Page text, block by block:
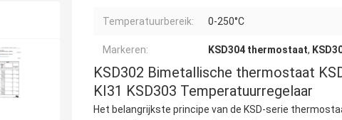
Temperatuurbereik: 0-250°C
Markeren: KSD304 thermostaat,
KSD302 Bimetallische thermostaat
KI31 KSD303 Temperatuurregelaar
Het belangrijkste principe van de KSD-serie